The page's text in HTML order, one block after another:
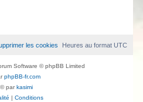
Heures au formatUTC
les cookies
Software © phpBB Limited
phpBB-fr.com
par kasimi
Conditions